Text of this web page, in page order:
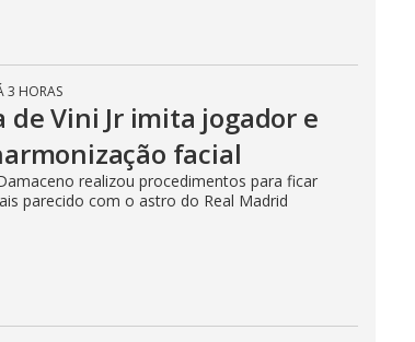
3 HORAS
de Vini Jr imita jogador e
facial
realizou procedimentos para ficar
parecido com o astro do Real Madrid